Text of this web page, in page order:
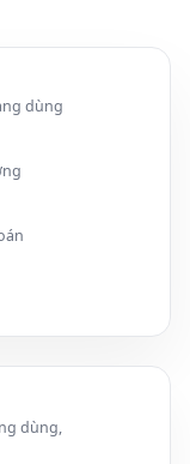
dùng
dùng,